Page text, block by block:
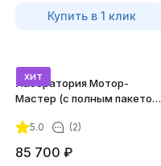
Купить в 1 клик
хит
Лаборатория Мотор-
Мастер (с полным пакетом
5.0 (2)
85 700 ₽